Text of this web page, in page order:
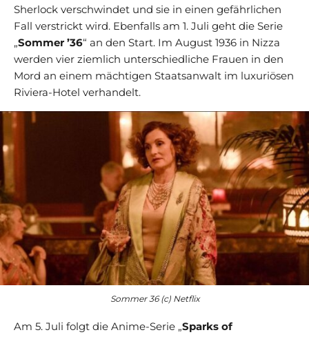
Sherlock verschwindet und sie in einen gefährlichen
Fall verstrickt wird. Ebenfalls am 1. Juli geht die Serie
„Sommer ’36“ an den Start. Im August 1936 in Nizza
werden vier ziemlich unterschiedliche Frauen in den
Mord an einem mächtigen Staatsanwalt im luxuriösen
Riviera-Hotel verhandelt.
Sommer 36 (c) Netflix
Am 5. Juli folgt die Anime-Serie „Sparks of